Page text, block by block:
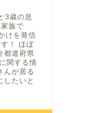
3歳の息
族で
けを発信
！ ほぼ
都道府県
関する情
んが居る
したいと